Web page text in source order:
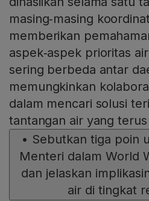
masing‑masing
memberikan
aspek‑aspek prioritas
sering berbeda antar
memungkinkan
dalam mencari solusi
tantangan air yang
• Sebutkan tiga poin
Menteri dalam World
dan jelaskan
air di tingkat